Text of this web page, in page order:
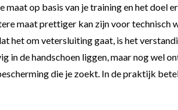
maat op basis van je training en het
maat prettiger kan zijn voor technisch
het om vetersluiting gaat, is het
de handschoen liggen, maar nog wel
die je zoekt. In de praktijk